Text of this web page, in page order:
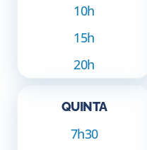
10h
15h
20h
QUINTA
7h30